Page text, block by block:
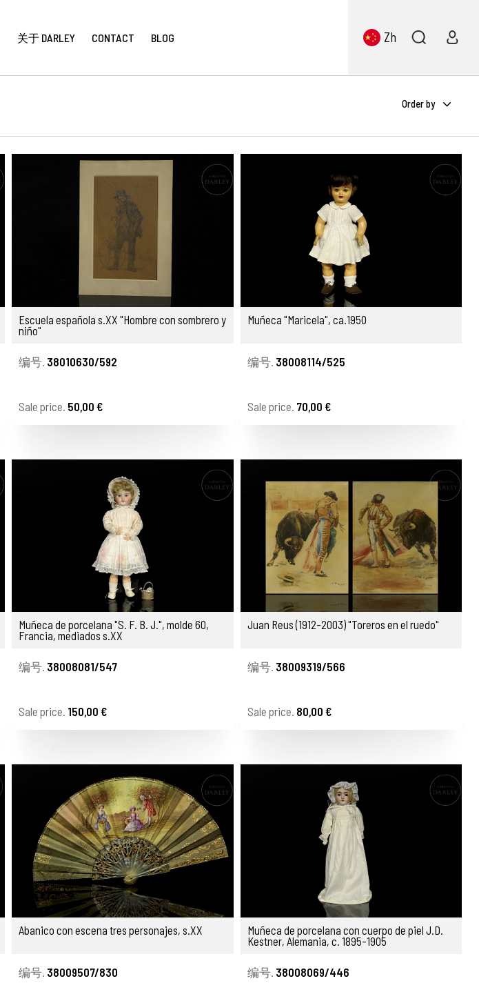
关于 DARLEY CONTACT BLOG Zh
Order by
Escuela española s.XX "Hombre con sombrero y
niño"
编号. 38010630/592
Sale price. 50,00 €
Muñeca "Maricela", ca.1950
编号. 38008114/525
Sale price. 70,00 €
Muñeca de porcelana "S. F. B. J.", molde 60,
Francia, mediados s.XX
编号. 38008081/547
Sale price. 150,00 €
Juan Reus (1912-2003) "Toreros en el ruedo"
编号. 38009319/566
Sale price. 80,00 €
Abanico con escena tres personajes, s.XX
编号. 38009507/830
Muñeca de porcelana con cuerpo de piel J.D.
Kestner, Alemania, c. 1895-1905
编号. 38008069/446